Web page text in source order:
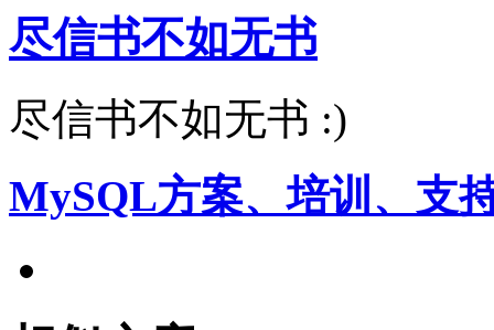
尽信书不如无书
尽信书不如无书 :)
MySQL方案、培训、支